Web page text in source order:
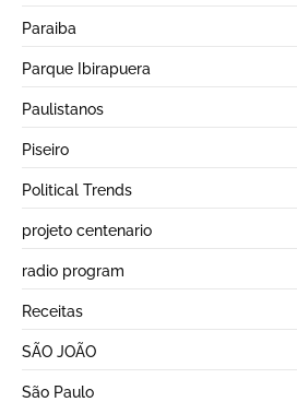
Paraiba
Parque Ibirapuera
Paulistanos
Piseiro
Political Trends
projeto centenario
radio program
Receitas
SÃO JOÃO
São Paulo